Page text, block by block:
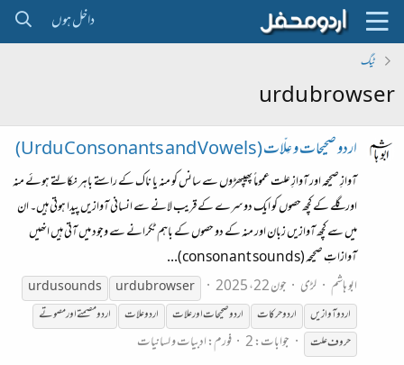
داخل ہوں
ٹیگ
urdu browser
اردو صحیحات و عِلّات (Urdu Consonants and Vowels)
آوازِ صحیحہ اور آوازِ علت عموماً پھیپھڑوں سے سانس کو منہ یا ناک کے راستے باہر نکالتے ہوئے منہ
اور گلے کے کچھ حصوں کو ایک دوسرے کے قریب لانے سے انسانی آوازیں پیدا ہوتی ہیں۔ ان
میں سے کچھ آوازیں زبان اور منہ کے دو حصوں کے باہم ٹکرانے سے وجود میں آتی ہیں انھیں
آوازاتِ صحیحہ (consonant sounds)...
ابو ہاشم لڑی جون 22، 2025 urdubrowser
urdusounds
اردو آوازیں
اردو حرکات اردو صحیحات اور علات اردو علات
اردو مصمتے اور مصوتے
حروف علت
جوابات: 2 فورم:ادبیات و لسانیات